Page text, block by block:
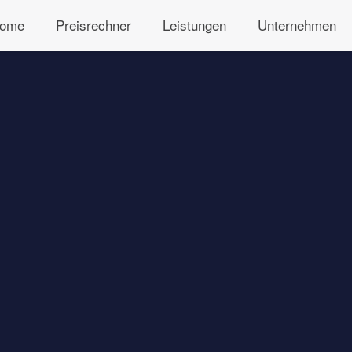
Preisrechner Leistungen Unternehmen